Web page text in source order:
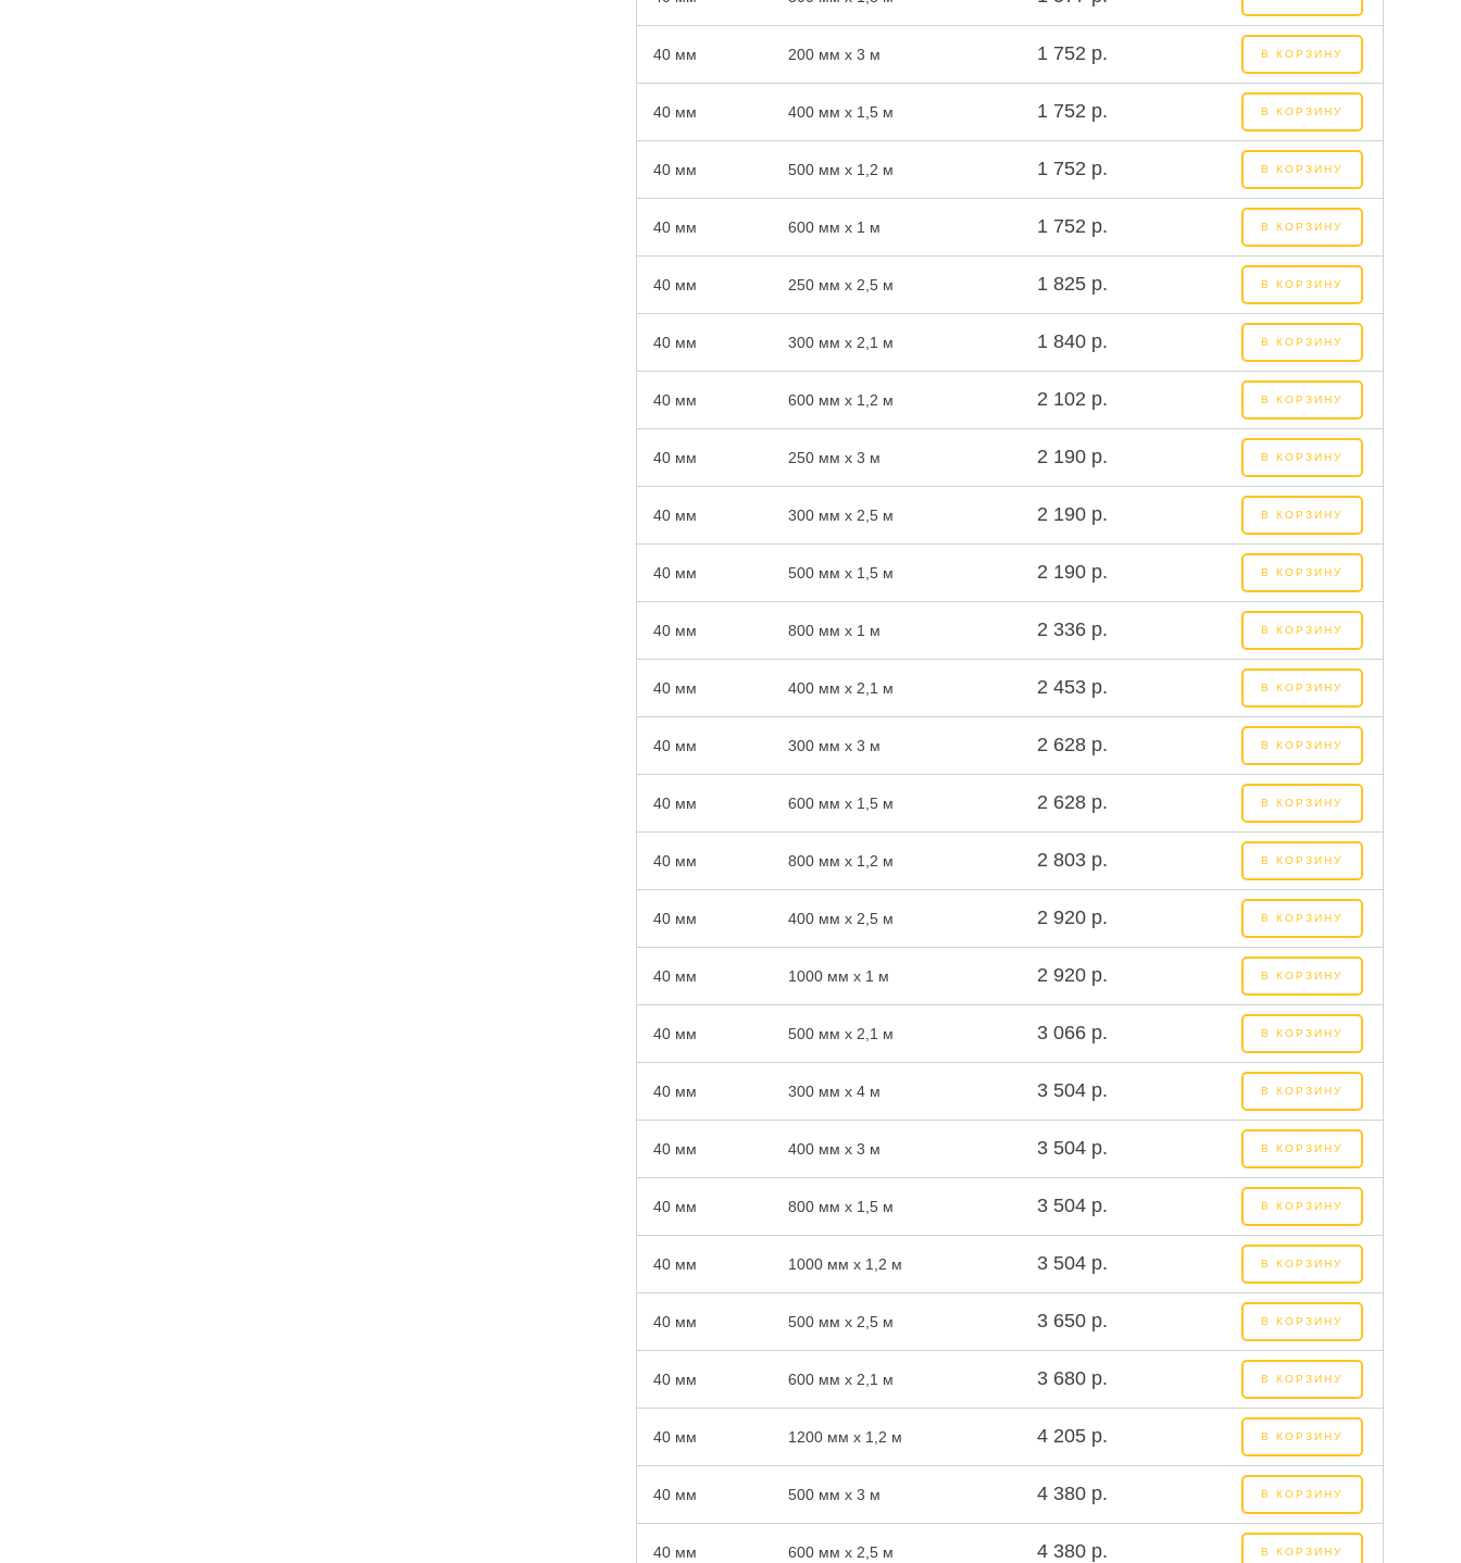
40 мм 200 мм x 3 м 1 752 р. В КОРЗИНУ
40 мм 400 мм x 1,5 м 1 752 р. В КОРЗИНУ
40 мм 500 мм x 1,2 м 1 752 р. В КОРЗИНУ
40 мм 600 мм x 1 м 1 752 р. В КОРЗИНУ
40 мм 250 мм x 2,5 м 1 825 р. В КОРЗИНУ
40 мм 300 мм x 2,1 м 1 840 р. В КОРЗИНУ
40 мм 600 мм x 1,2 м 2 102 р. В КОРЗИНУ
40 мм 250 мм x 3 м 2 190 р. В КОРЗИНУ
40 мм 300 мм x 2,5 м 2 190 р. В КОРЗИНУ
40 мм 500 мм x 1,5 м 2 190 р. В КОРЗИНУ
40 мм 800 мм x 1 м 2 336 р. В КОРЗИНУ
40 мм 400 мм x 2,1 м 2 453 р. В КОРЗИНУ
40 мм 300 мм x 3 м 2 628 р. В КОРЗИНУ
40 мм 600 мм x 1,5 м 2 628 р. В КОРЗИНУ
40 мм 800 мм x 1,2 м 2 803 р. В КОРЗИНУ
40 мм 400 мм x 2,5 м 2 920 р. В КОРЗИНУ
40 мм 1000 мм x 1 м 2 920 р. В КОРЗИНУ
40 мм 500 мм x 2,1 м 3 066 р. В КОРЗИНУ
40 мм 300 мм x 4 м 3 504 р. В КОРЗИНУ
40 мм 400 мм x 3 м 3 504 р. В КОРЗИНУ
40 мм 800 мм x 1,5 м 3 504 р. В КОРЗИНУ
40 мм 1000 мм x 1,2 м 3 504 р. В КОРЗИНУ
40 мм 500 мм x 2,5 м 3 650 р. В КОРЗИНУ
40 мм 600 мм x 2,1 м 3 680 р. В КОРЗИНУ
40 мм 1200 мм x 1,2 м 4 205 р. В КОРЗИНУ
40 мм 500 мм x 3 м 4 380 р. В КОРЗИНУ
40 мм 600 мм x 2,5 м 4 380 р. В КОРЗИНУ